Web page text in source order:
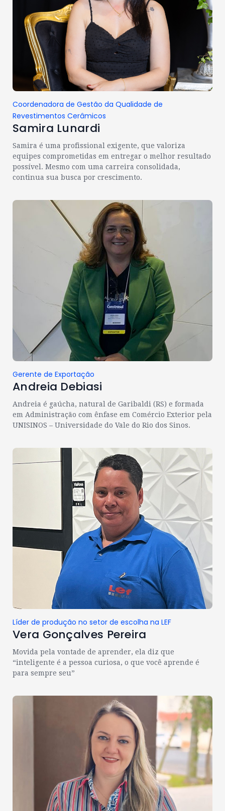
Coordenadora de Gestão da Qualidade de
Revestimentos Cerâmicos
Samira Lunardi
Samira é uma profissional exigente, que valoriza
equipes comprometidas em entregar o melhor resultado
possível. Mesmo com uma carreira consolidada,
continua sua busca por crescimento.
Gerente de Exportação
Andreia Debiasi
Andreia é gaúcha, natural de Garibaldi (RS) e formada
em Administração com ênfase em Comércio Exterior pela
UNISINOS – Universidade do Vale do Rio dos Sinos.
Líder de produção no setor de escolha na LEF
Vera Gonçalves Pereira
Movida pela vontade de aprender, ela diz que
“inteligente é a pessoa curiosa, o que você aprende é
para sempre seu”